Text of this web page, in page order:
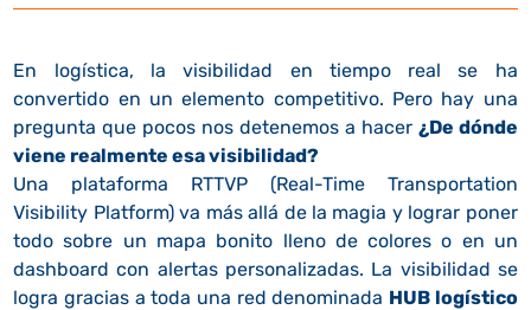
En logística, la visibilidad en tiempo real se ha
convertido en un elemento competitivo. Pero hay una
pregunta que pocos nos detenemos a hacer ¿De dónde
viene realmente esa visibilidad?
Una plataforma RTTVP (Real-Time Transportation
Visibility Platform) va más allá de la magia y lograr poner
todo sobre un mapa bonito lleno de colores o en un
dashboard con alertas personalizadas. La visibilidad se
logra gracias a toda una red denominada HUB logístico